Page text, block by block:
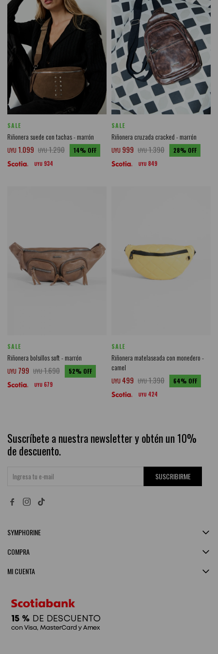
SALE
Riñonera suede con tachas - marrón
UYU 1.099 UYU1.290 14
UYU 934
SALE
Riñonera cruzada cracked - marrón
UYU 999 UYU1.390 28
UYU 849
SALE
Riñonera bolsillos soft - marrón
UYU 799 UYU1.690 52
UYU 679
SALE
Riñonera matelaseada con monedero -
camel
UYU 499 UYU1.390 64
UYU 424
Suscríbete a nuestra newsletter y obtén un 10%
de descuento.
SUSCRIBIRME
 
SYMPHORINE
MI CUENTA
COMPRA